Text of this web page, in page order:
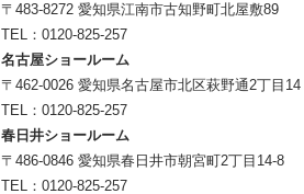
〒483-8272 愛知県江南市古知野町北屋敷89
TEL： 0120-825-257
名古屋ショールーム
〒462-0026 愛知県名古屋市北区萩野通2丁目14
TEL： 0120-825-257
春日井ショールーム
〒486-0846 愛知県春日井市朝宮町2丁目14-8
TEL： 0120-825-257